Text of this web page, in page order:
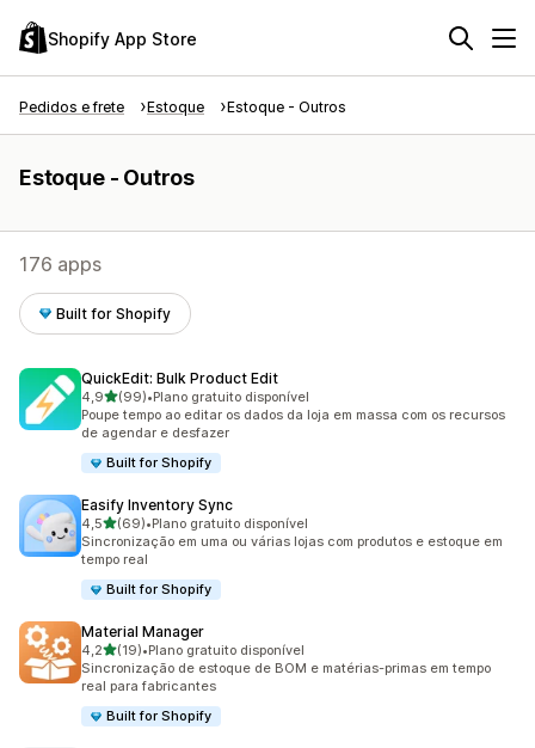
Shopify App Store
Pedidos e frete Estoque Estoque - Outros
Estoque - Outros
176 apps
Built for Shopify
QuickEdit: Bulk Product Edit
4,9de 5 estrelas
(99)
99 avaliações ao todo
•Plano gratuito disponível
Poupe tempo ao editar os dados da loja em massa com os recursos
de agendar e desfazer
Built for Shopify
Easify Inventory Sync
4,5de 5 estrelas
(69)
69 avaliações ao todo
•Plano gratuito disponível
Sincronização em uma ou várias lojas com produtos e estoque em
tempo real
Built for Shopify
Material Manager
4,2de 5 estrelas
(19)
19 avaliações ao todo
•Plano gratuito disponível
Sincronização de estoque de BOM e matérias-primas em tempo
real para fabricantes
Built for Shopify